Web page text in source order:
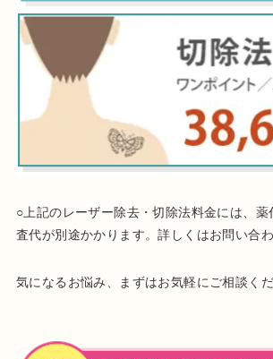
○上記のレーザー除去・切除法料金には、薬
査代が別途かかります。詳しくはお問い合わ
気になるお悩み、まずはお気軽にご相談くだ